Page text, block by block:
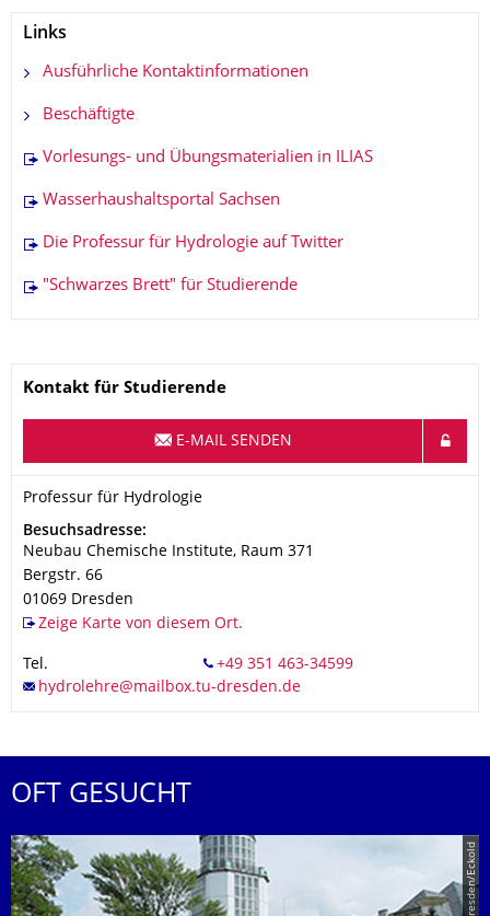
Links
Ausführliche Kontaktinformationen
Beschäftigte
Vorlesungs- und Übungsmaterialien in ILIAS
Wasserhaushaltsportal Sachsen
Die Professur für Hydrologie auf Twitter
"Schwarzes Brett" für Studierende
Name
Kontakt für Studierende
E-MAIL SENDEN
Organisationsname
Professur für Hydrologie
Professur für Hydrologie
Adresse
Besuchsadresse:
Neubau Chemische Institute, Raum 371
Bergstr. 66
01069 Dresden
Zeige Karte von diesem Ort.
Tel.
OFT GESUCHT